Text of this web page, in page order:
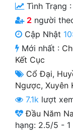
Cung Đấu
Cạnh Kỹ
Cổ Tiên Hiệp
Cổ Đại
Du Hí
Dị Giới
Tình Trạng
2 người
Cập Nhật
Mới nhất :
Kết Cục
Cổ Đại,
Ngược, Xuyên
7.1k lượt
Đầu Năm
hạng: 2.5/5 - 1